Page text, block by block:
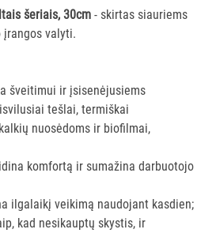
šeriais, 30cm - skirtas siauriems
valyti.
šveitimui ir įsisenėjusiems
tešlai, termiškai
nuosėdoms ir biofilmai,
komfortą ir sumažina darbuotojo
ilgalaikį veikimą naudojant kasdien;
kad nesikauptų skystis, ir